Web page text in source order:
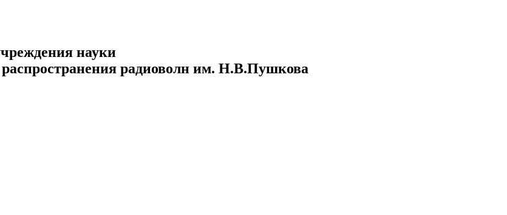
науки
радиоволн им. Н.В.Пушкова